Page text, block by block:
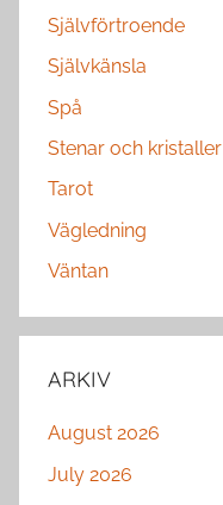
Självförtroende
Självkänsla
Spå
Stenar och kristaller
Tarot
Vägledning
Väntan
ARKIV
August 2026
July 2026